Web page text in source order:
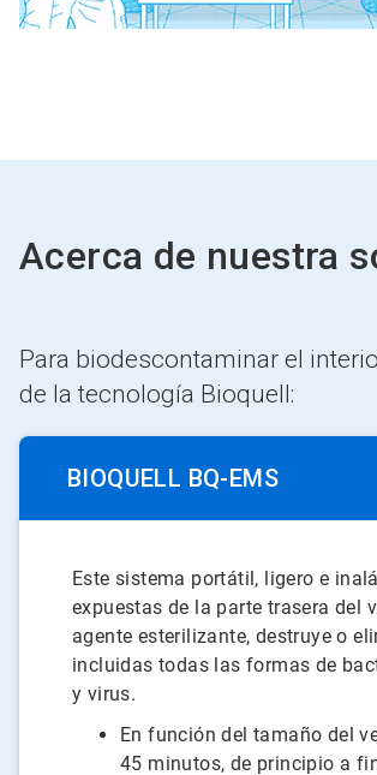
Acerca de nuestra
Para biodescontaminar el
de la tecnología Bioquell:
BIOQUELL BQ-EMS
Este sistema portátil, ligero e
expuestas de la parte trasera del
agente esterilizante, destruye o
incluidas todas las formas de
y virus.
En función del tamaño del
45 minutos, de principio a